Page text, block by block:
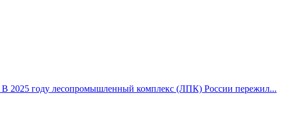
В 2025 году лесопромышленный комплекс (ЛПК) России пережил...